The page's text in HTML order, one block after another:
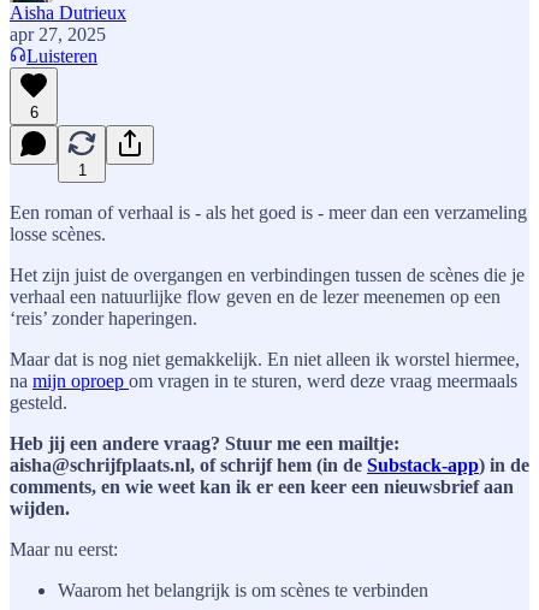
Aisha Dutrieux
apr 27, 2025
Luisteren
6
1
Een roman of verhaal is - als het goed is - meer dan een verzameling
losse scènes.
Het zijn juist de overgangen en verbindingen tussen de scènes die je
verhaal een natuurlijke flow geven en de lezer meenemen op een
‘reis’ zonder haperingen.
Maar dat is nog niet gemakkelijk. En niet alleen ik worstel hiermee,
na mijn oproep om vragen in te sturen, werd deze vraag meermaals
gesteld.
Heb jij een andere vraag? Stuur me een mailtje:
aisha@schrijfplaats.nl, of schrijf hem (in de Substack-app) in de
comments, en wie weet kan ik er een keer een nieuwsbrief aan
wijden.
Maar nu eerst:
Waarom het belangrijk is om scènes te verbinden